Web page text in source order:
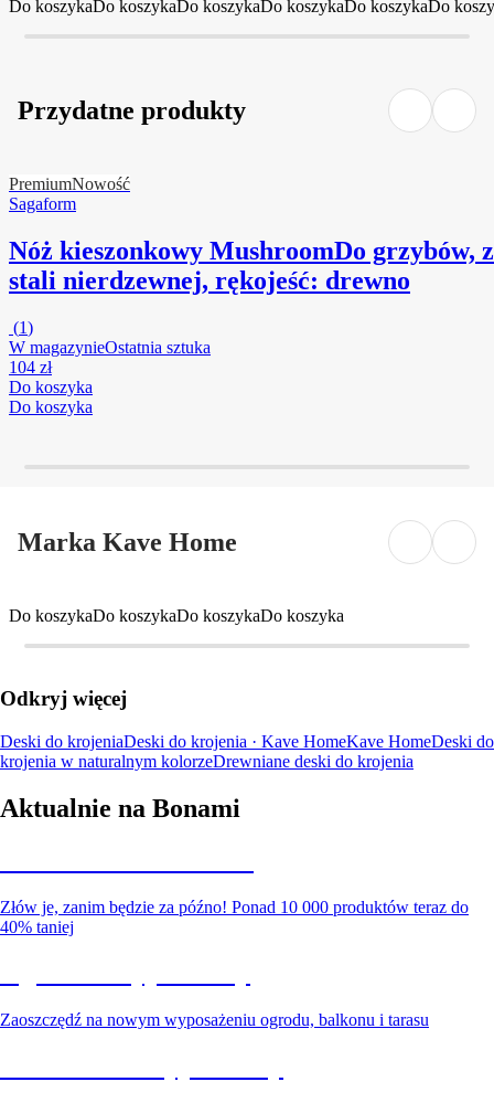
Do koszykaDo koszykaDo koszykaDo koszykaDo koszykaDo
Przydatne produkty
PremiumNowość
Sagaform
Nóż kieszonkowy MushroomDo grzybów,
stali nierdzewnej, rękojeść: drewno
(1)
W magazynieOstatnia sztuka
104 zł
Do koszyka
Do koszyka
Marka Kave Home
Do koszykaDo koszykaDo koszykaDo koszyka
Odkryj więcej
Deski do krojeniaDeski do krojenia · Kave HomeKave HomeDeski do
krojenia w naturalnym kolorzeDrewniane deski do krojenia
Aktualnie na Bonami
Złów je, zanim będzie za późno! Ponad 10 000 produktów teraz do
40% taniej
Zaoszczędź na nowym wyposażeniu ogrodu, balkonu i tarasu